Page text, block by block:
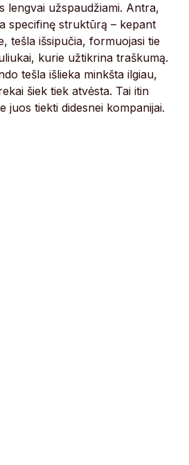
lengvai užspaudžiami. Antra,
specifinę struktūrą – kepant
tešla išsipučia, formuojasi tie
kurie užtikrina traškumą.
tešla išlieka minkšta ilgiau,
šiek tiek atvėsta. Tai itin
juos tiekti didesnei kompanijai.